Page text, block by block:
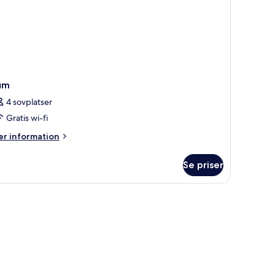
4 sovplatser
Gratis wi-fi
information
Se priser